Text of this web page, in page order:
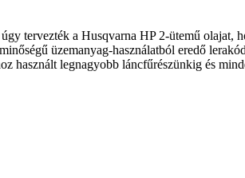
tervezték a Husqvarna HP 2-ütemű
üzemanyag-használatból eredő
használt legnagyobb láncfűrészünkig és